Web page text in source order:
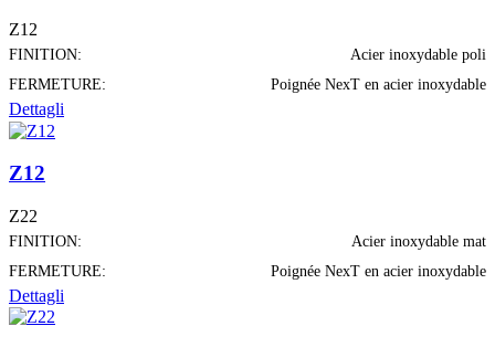
Z12
FINITION:
Acier inoxydable poli
FERMETURE:
Poignée NexT en acier inoxydable
Dettagli
Z12
Z22
FINITION:
Acier inoxydable mat
FERMETURE:
Poignée NexT en acier inoxydable
Dettagli